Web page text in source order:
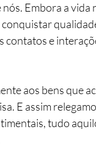
Embora a vida
contatos e
aos bens que
E assim
tudo